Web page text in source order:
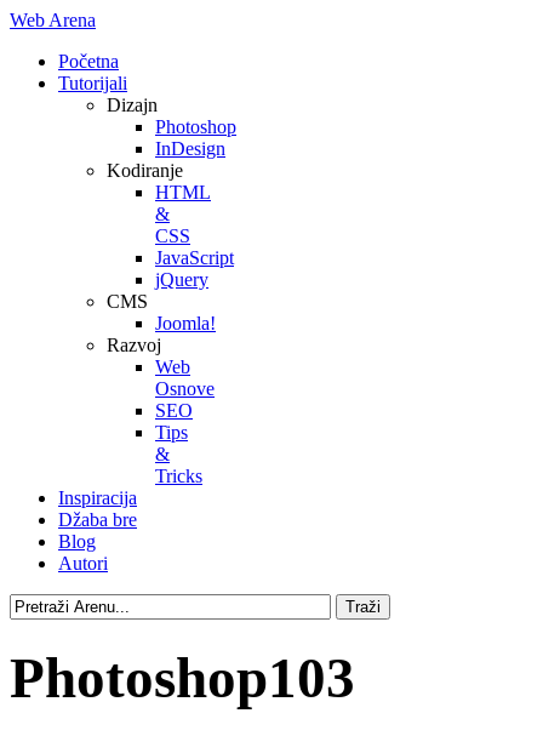
Web Arena
Početna
Tutorijali
Dizajn
Photoshop
InDesign
Kodiranje
HTML
&
CSS
JavaScript
jQuery
CMS
Joomla!
Razvoj
Web
Osnove
SEO
Tips
&
Tricks
Inspiracija
Džaba bre
Blog
Autori
Photoshop103